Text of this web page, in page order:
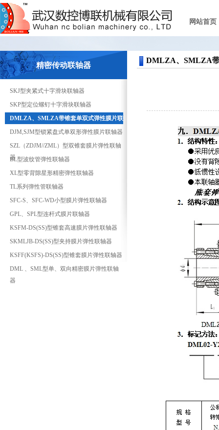
网站首页
精密传动联轴器
SKJ型夹紧式十字滑块联轴器
SKP型定位螺钉十字滑块联轴器
DMLZA、SMLZA带锥套单双式弹性膜片联
轴器
DJM,SJM型锁紧盘式单双形弹性膜片联轴器
SZL（ZDJM//ZML）型双锥套膜片弹性联轴
器
BL型波纹管弹性联轴器
XL型零背隙星形精密弹性联轴器
TL系列弹性管联轴器
SFC-S、SFC-WD小型膜片弹性联轴器
GPL、SPL型连杆式膜片联轴器
KSFM-DS(SS)型锥套高速膜片弹性联轴器
SKMLJB-DS(SS)型夹持膜片弹性联轴器
KSFF(KSFS)-DS(SS)型锥套膜片弹性联轴器
DML 、SML型单、双向精密膜片弹性联轴
器
DMLZA、SMLZA